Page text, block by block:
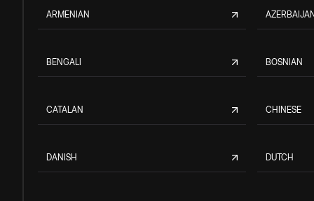
ARMENIAN
BENGALI BOSNIAN
CATALAN CHINESE
DANISH DUTCH